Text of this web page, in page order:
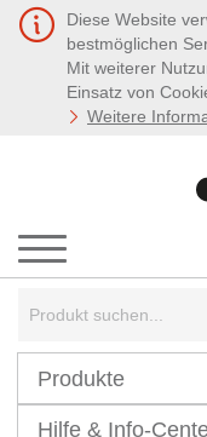
Diese Website
bestmöglichen
Mit weiterer
Einsatz von
Weitere
Menü
Produkte
Hilfe & Info-